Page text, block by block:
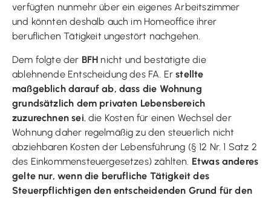
verfügten nunmehr über ein eigenes Arbeitszimmer
und könnten deshalb auch im Homeoffice ihrer
beruflichen Tätigkeit ungestört nachgehen.
Dem folgte der BFH nicht und bestätigte die
ablehnende Entscheidung des FA. Erstellte
maßgeblich darauf ab, dass die Wohnung
grundsätzlich dem privaten Lebensbereich
zuzurechnen sei, die Kosten für einen Wechsel der
Wohnung daher regelmäßig zu den steuerlich nicht
abziehbaren Kosten der Lebensführung (§ 12 Nr. 1 Satz 2
des Einkommensteuergesetzes) zählten. Etwas anderes
gelte nur, wenn die berufliche Tätigkeit des
Steuerpflichtigen den entscheidenden Grund für den